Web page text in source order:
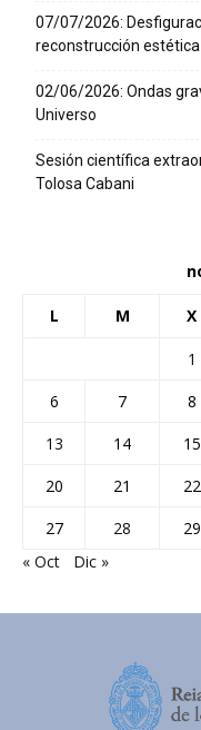
07/07/2026:
reconstrucción
02/06/2026: Ondas
Universo
Sesión científica
Tolosa Cabani
L M X
1
6
7 8
13
14 15
20
21 22
27
28 29
« Oct
Dic »